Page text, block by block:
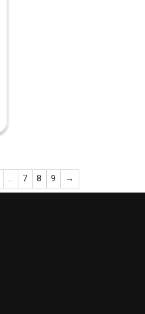
… 7 8 9 →